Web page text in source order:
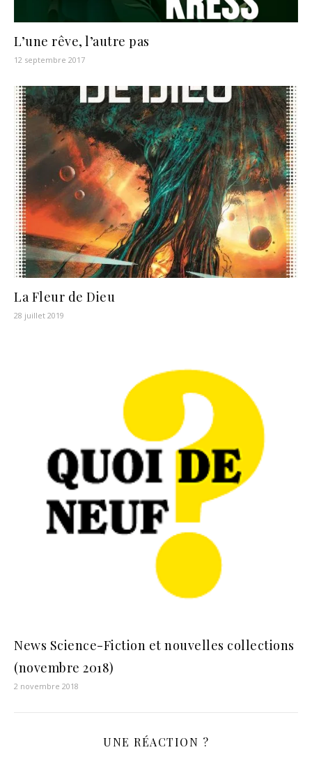
L’une rêve, l’autre pas
12 septembre 2017
La Fleur de Dieu
28 juillet 2019
News Science-Fiction et nouvelles collections
(novembre 2018)
2 novembre 2018
UNE RÉACTION ?